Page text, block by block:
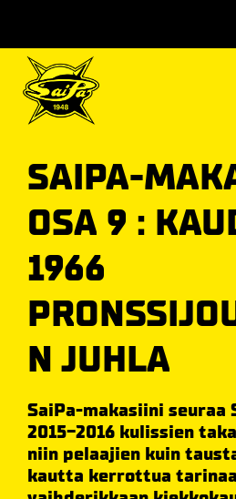
SAIPA-
OSA 9 :
1966
N JUHLA
SaiPa-makasiini seuraa
2015-2016 kulissien
niin pelaajien kuin
kautta kerrottua